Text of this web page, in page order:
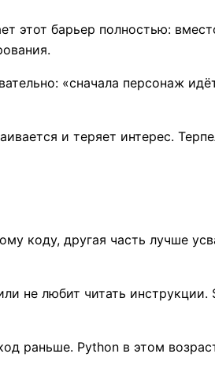
этот барьер полностью:
«сначала персонаж
и теряет интерес.
коду, другая часть лучше
не любит читать инструкции.
раньше. Python в этом